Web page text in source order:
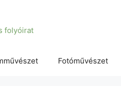
folyóirat
Fotóművészet